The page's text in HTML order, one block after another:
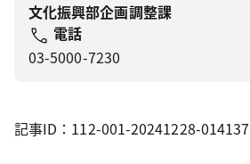
文化振興部企画調整課
電話
03-5000-7230
記事ID：112-001-20241228-014137